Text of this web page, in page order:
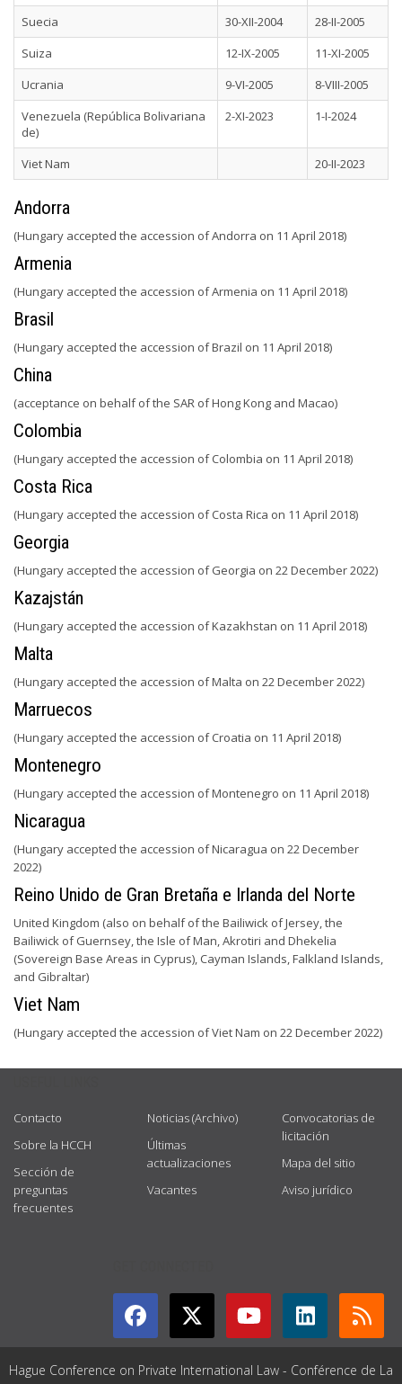
Suecia
30-XII-2004
28-II-2005
Suiza
12-IX-2005
11-XI-2005
Ucrania
9-VI-2005
8-VIII-2005
Venezuela (República Bolivariana
de)
2-XI-2023 1-I-2024
Viet Nam 20-II-2023
Andorra
(Hungary accepted the accession of Andorra on 11 April 2018)
Armenia
(Hungary accepted the accession of Armenia on 11 April 2018)
Brasil
(Hungary accepted the accession of Brazil on 11 April 2018)
China
(acceptance on behalf of the SAR of Hong Kong and Macao)
Colombia
(Hungary accepted the accession of Colombia on 11 April 2018)
Costa Rica
(Hungary accepted the accession of Costa Rica on 11 April 2018)
Georgia
(Hungary accepted the accession of Georgia on 22 December 2022)
Kazajstán
(Hungary accepted the accession of Kazakhstan on 11 April 2018)
Malta
(Hungary accepted the accession of Malta on 22 December 2022)
Marruecos
(Hungary accepted the accession of Croatia on 11 April 2018)
Montenegro
(Hungary accepted the accession of Montenegro on 11 April 2018)
Nicaragua
(Hungary accepted the accession of Nicaragua on 22 December
2022)
Reino Unido de Gran Bretaña e Irlanda del Norte
United Kingdom (also on behalf of the Bailiwick of Jersey, the
Bailiwick of Guernsey, the Isle of Man, Akrotiri and Dhekelia
(Sovereign Base Areas in Cyprus), Cayman Islands, Falkland Islands,
and Gibraltar)
Viet Nam
(Hungary accepted the accession of Viet Nam on 22 December 2022)
Contacto
Sobre la HCCH
Sección de
preguntas
frecuentes
Noticias (Archivo)
Últimas
actualizaciones
Vacantes
Convocatorias de
licitación
Mapa del sitio
Aviso jurídico
Hague Conference on Private International Law - Conférence de La